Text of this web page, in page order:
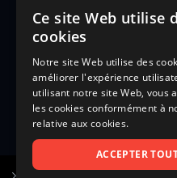
Ce site Web utilise
cookies
Notre site Web utilise des
améliorer l'expérience
utilisant notre site Web, vous
les cookies conformément à
relative aux cookies.
ACCEPTER